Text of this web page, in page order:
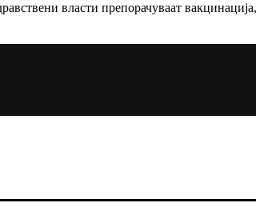
власти препорачуваат